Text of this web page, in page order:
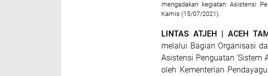
mengadakan kegiatan Asistensi
Kamis (15/07/2021).
LINTAS ATJEH | ACEH
melalui Bagian Organisasi
Asistensi Penguatan 'Sistem
oleh Kementerian